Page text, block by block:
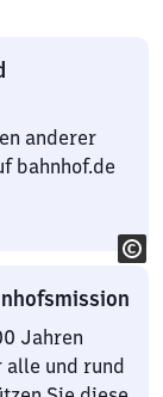
anderer
bahnhof.de
Jahren
alle und rund